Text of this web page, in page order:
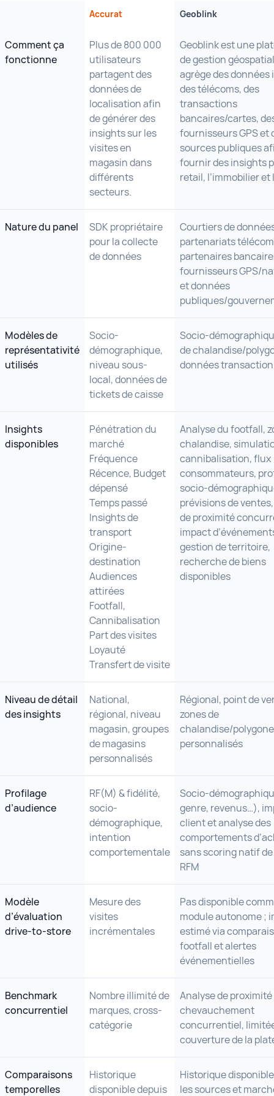
Accurat Geoblink
Comment ça
fonctionne
Plus de 800 000
utilisateurs
partagent des
données de
localisation afin
de générer des
insights sur les
visites en
magasin dans
différents
secteurs.
Geoblink est une
de gestion
agrège des données
des télécoms, des
transactions
bancaires/cartes,
fournisseurs GPS et
sources publiques
fournir des insights
retail, l’immobilier et
Nature du panel
SDK propriétaire
pour la collecte
de données
Courtiers de
partenariats
partenaires
fournisseurs GPS/
et données
publiques/
Modèles de
représentativité
utilisés
Socio-
démographique,
niveau sous-
local, données de
tickets de caisse
Socio-
de chalandise/
données
Insights
disponibles
Pénétration du
marché
Fréquence
Récence, Budget
dépensé
Temps passé
Insights de
transport
Origine-
destination
Audiences
attirées
Footfall,
Cannibalisation
Part des visites
Loyauté
Transfert de visite
Analyse du footfall,
chalandise,
cannibalisation, flux
consommateurs,
socio-
prévisions de
de proximité
impact
gestion de territoire,
recherche de biens
disponibles
Niveau de détail
des insights
National,
régional, niveau
magasin, groupes
de magasins
personnalisés
Régional, point de
zones de
chalandise/
personnalisés
Profilage
d’audience
RF(M) & fidélité,
socio-
démographique,
intention
comportementale
Socio-
genre, revenus…),
client et analyse des
comportements
sans scoring natif
RFM
Modèle
d’évaluation
drive-to-store
Mesure des
visites
incrémentales
Pas disponible
module autonome ;
estimé via
footfall et alertes
événementielles
Benchmark
concurrentiel
Nombre illimité de
marques, cross-
catégorie
Analyse de
chevauchement
concurrentiel,
couverture de la
Comparaisons
temporelles
Historique
disponible depuis
Historique
les sources et